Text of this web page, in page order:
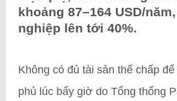
khoảng 87–164 USD/
nghiệp lên tới 40%.
Không có đủ tài sản thế chấp
phủ lúc bấy giờ do Tổng thống